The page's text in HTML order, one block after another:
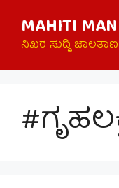
content
MAHITI
ನಿಖರ ಸುದ್ದಿ ಜಾಲತಾಣ